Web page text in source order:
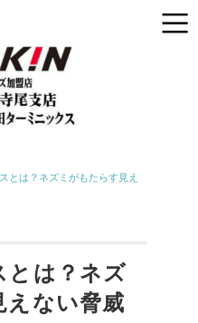
とは？ネズミがもたらす見え
とは？ネズ
えない脅威